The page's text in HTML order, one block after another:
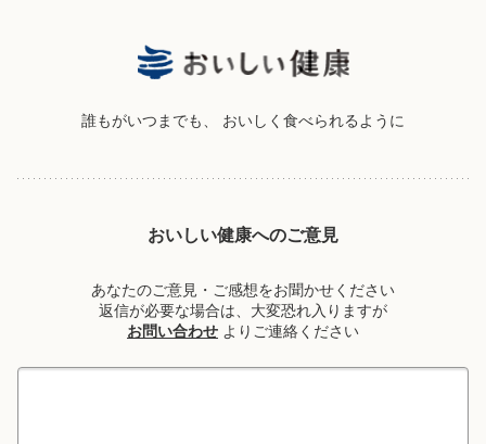
誰もがいつまでも、 おいしく食べられるように
おいしい健康へのご意見
あなたのご意見・ご感想をお聞かせください
返信が必要な場合は、大変恐れ入りますが
お問い合わせ よりご連絡ください